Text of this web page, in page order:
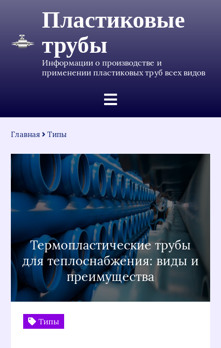
Пластиковые
трубы
Информации о производстве и
применении пластиковых труб всех видов
Главная Типы
Термопластические трубы
для теплоснабжения: виды и
преимущества
Типы